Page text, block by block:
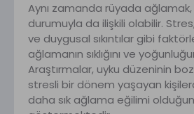
Aynı zamanda rüyada ağlamak,
durumuyla da ilişkili olabilir.
ve duygusal sıkıntılar gibi
ağlamanın sıklığını ve
Araştırmalar, uyku düzeninin
stresli bir dönem yaşayan
daha sık ağlama eğilimi